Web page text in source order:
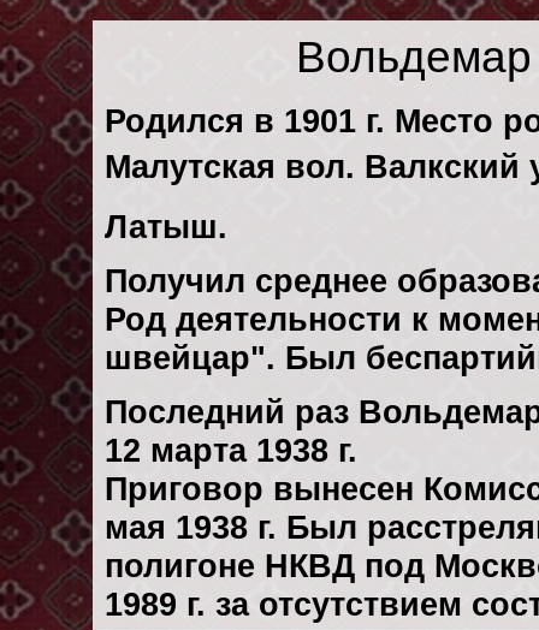
Родился в 1901 г. Место
Малутская вол. Валкский
Латыш.
Получил среднее
Род деятельности к
швейцар". Был
Последний раз
12 марта 1938 г.
Приговор вынесен
мая 1938 г. Был
полигоне НКВД под
1989 г. за отсутствием